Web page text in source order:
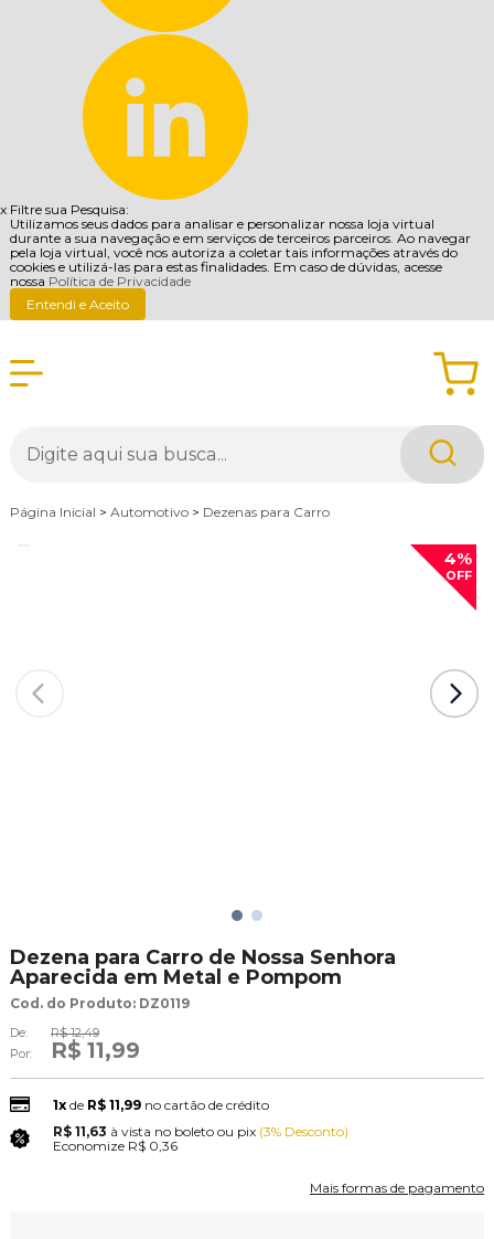
x Filtre sua Pesquisa:
Utilizamos seus dados para analisar e personalizar nossa loja virtual
durante a sua navegação e em serviços de terceiros parceiros. Ao navegar
pela loja virtual, você nos autoriza a coletar tais informações através do
cookies e utilizá-las para estas finalidades. Em caso de dúvidas, acesse
nossa Política de Privacidade
Entendi e Aceito
Página Inicial > Automotivo > Dezenas para Carro
4%
OFF
Dezena para Carro de Nossa Senhora
Aparecida em Metal e Pompom
Cod. do Produto: DZ0119
De:
R$ 12,49
Por:
R$ 11,99
1xde R$ 11,99 no cartão de crédito
R$ 11,63 à vista no boleto ou pix (3% Desconto)
Economize R$ 0,36
Mais formas de pagamento